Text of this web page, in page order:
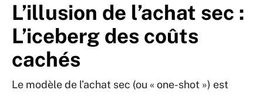
L’illusion de l’achat sec :
L’iceberg des coûts
cachés
Le modèle de l’achat sec (ou « one-shot ») est